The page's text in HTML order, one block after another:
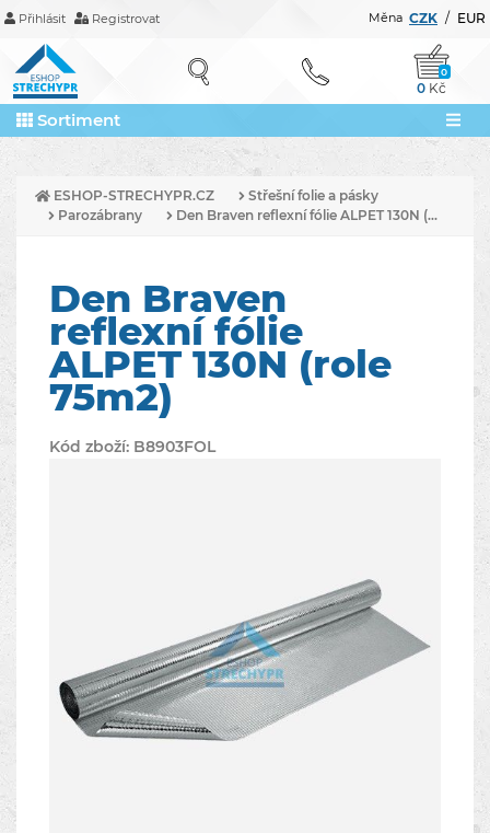
Přihlásit Registrovat CZK / EUR
Měna
0
0 Kč
Sortiment
ESHOP-STRECHYPR.CZ
Střešní folie a pásky
Parozábrany
Den Braven reflexní fólie ALPET 130N (...
Den Braven
reflexní fólie
ALPET 130N (role
75m2)
Kód zboží: B8903FOL